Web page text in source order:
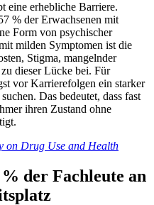
eine erhebliche Barriere.
% der Erwachsenen mit
Form von psychischer
milden Symptomen ist die
Stigma, mangelnder
dieser Lücke bei. Für
vor Karrierefolgen ein starker
Das bedeutet, dass fast
ihren Zustand ohne
on Drug Use and Health
der Fachleute an